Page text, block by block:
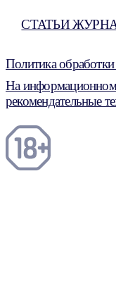
СТАТЬИ
Политика
На информационном
рекомендательные